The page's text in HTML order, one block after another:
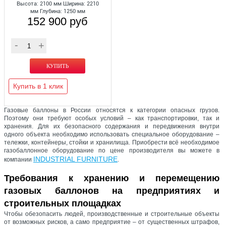
Высота: 2100 мм Ширина: 2210
мм Глубина: 1250 мм
152 900 руб
Купить в 1 клик
Газовые баллоны в России относятся к категории опасных грузов.
Поэтому они требуют особых условий – как транспортировки, так и
хранения. Для их безопасного содержания и передвижения внутри
одного объекта необходимо использовать специальное оборудование –
тележки, контейнеры, стойки и хранилища. Приобрести всё необходимое
газобаллонное оборудование по цене производителя вы можете в
компании INDUSTRIAL FURNITURE.
Требования к хранению и перемещению
газовых баллонов на предприятиях и
строительных площадках
Чтобы обезопасить людей, производственные и строительные объекты
от возможных рисков, а само предприятие – от существенных штрафов,